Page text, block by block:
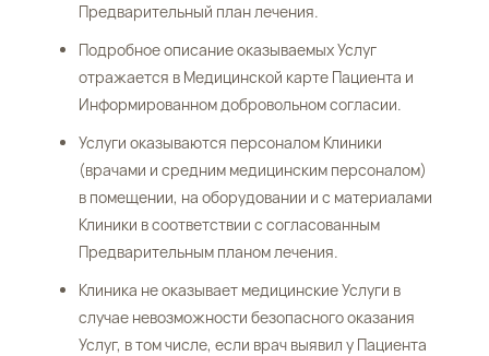
Предварительный план лечения.
Подробное описание оказываемых Услуг
отражается в Медицинской карте Пациента и
Информированном добровольном согласии.
Услуги оказываются персоналом Клиники
(врачами и средним медицинским персоналом)
в помещении, на оборудовании и с материалами
Клиники в соответствии с согласованным
Предварительным планом лечения.
Клиника не оказывает медицинские Услуги в
случае невозможности безопасного оказания
Услуг, в том числе, если врач выявил у Пациента